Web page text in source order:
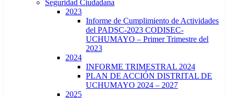
Seguridad Ciudadana
2023
Informe de Cumplimiento de Actividades
del PADSC-2023 CODISEC-
UCHUMAYO – Primer Trimestre del
2023
2024
INFORME TRIMESTRAL 2024
PLAN DE ACCIÓN DISTRITAL DE
UCHUMAYO 2024 – 2027
2025